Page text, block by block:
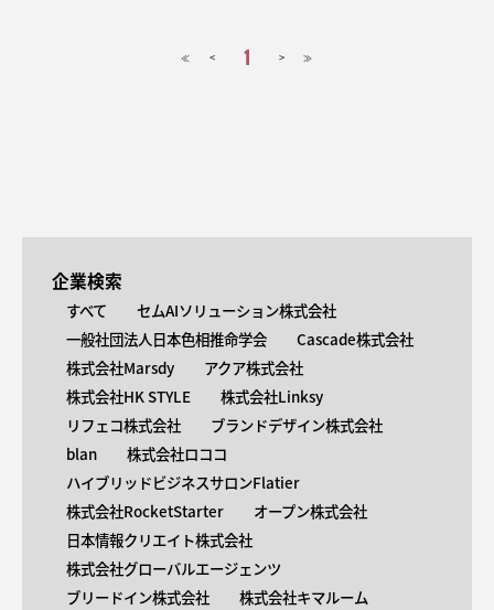
≪ < 1 > ≫
企業検索
すべて
セムAIソリューション株式会社
一般社団法人日本色相推命学会
Cascade株式会社
株式会社Marsdy
アクア株式会社
株式会社HK STYLE
株式会社Linksy
リフェコ株式会社
ブランドデザイン株式会社
blan
株式会社ロココ
ハイブリッドビジネスサロンFlatier
株式会社RocketStarter
オープン株式会社
日本情報クリエイト株式会社
株式会社グローバルエージェンツ
ブリードイン株式会社
株式会社キマルーム